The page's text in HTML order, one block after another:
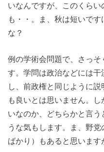
いなんですが、このくら
も・・。ま、秋は短いで
な？
例の学術会問題で、さっそ
す。学問は政治などには
し、前政権と同じように
も良いとは思いません。
いなのか、どちらかと言
うな気もします。ま、野
ばかり）もあると思います